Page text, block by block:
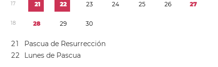
17 21 22 23 24 25 26 27
18 28 29 30
21
Pascua de Resurrección
22 Lunes de Pascua